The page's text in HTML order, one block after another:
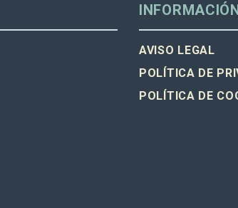
AVISO LEGAL
POLÍTICA DE
POLÍTICA DE